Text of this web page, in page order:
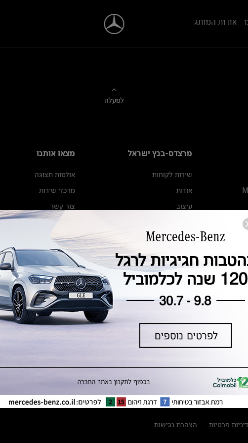
אודות המותג
למעלה
מרצדס-בנץ ישראל
שירות לקוחות
אודות
עיצוב
מגזין מרצדס-בנץ
ספרי רכב מרצדס-בנץ
נתוני זיהום אוויר וצריכת דלק וחשמל
נתוני תווית צמיגים
מחירון חלפים
הודעה על הטבות לרכבי מרצדס בהסדר
מצאו אותנו
אולמות תצוגה
מרכזי שירות
צור קשר
פרטיות הצהרת נגישות